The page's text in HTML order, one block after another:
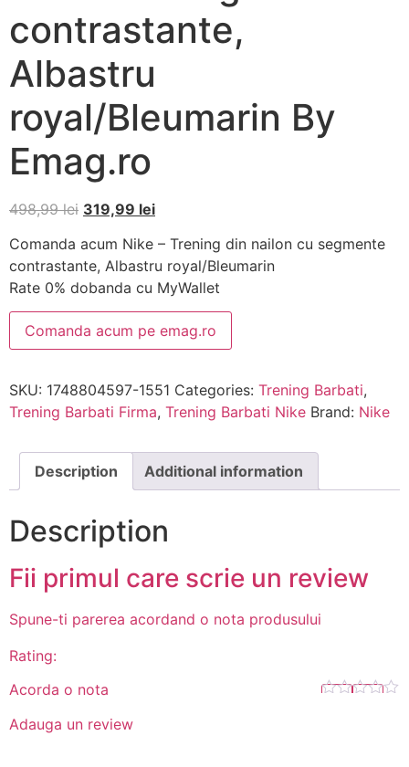
contrastante,
Albastru
royal/Bleumarin By
Emag.ro
498,99lei 319,99 lei
Comanda acum Nike – Trening din nailon cu segmente
contrastante, Albastru royal/Bleumarin
Rate 0% dobanda cu MyWallet
Comanda acum pe emag.ro
SKU: 1748804597-1551 Categories: Trening Barbati,
Trening Barbati Firma, Trening Barbati Nike Brand: Nike
Description Additional information
Description
Fii primul care scrie un review
Spune-ti parerea acordand o nota produsului
Rating:
Acorda o nota
Adauga un review